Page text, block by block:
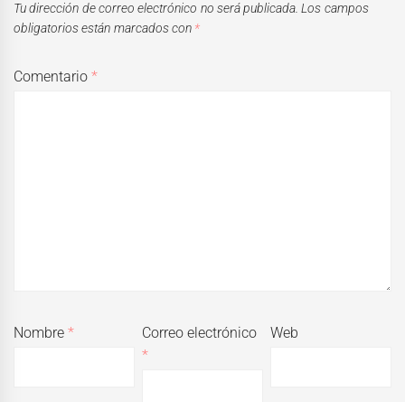
Tu dirección de correo electrónico no será publicada. Los campos
obligatorios están marcados con *
Comentario*
Nombre*
Correo electrónico
*
Web